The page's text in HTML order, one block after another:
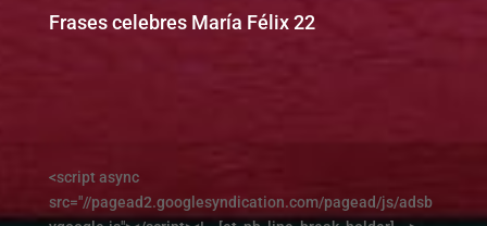
Frases celebres María Félix 22
<script async
src="//pagead2.googlesyndication.com/pagead/js/adsb